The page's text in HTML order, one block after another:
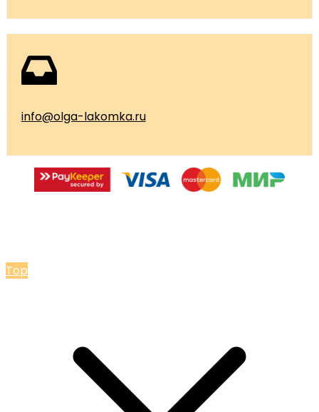
info@olga-lakomka.ru
Top